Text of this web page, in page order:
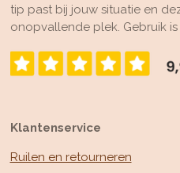
tip past bij jouw situatie en
onopvallende plek. Gebruik
Klantenservice
Ruilen en retourneren